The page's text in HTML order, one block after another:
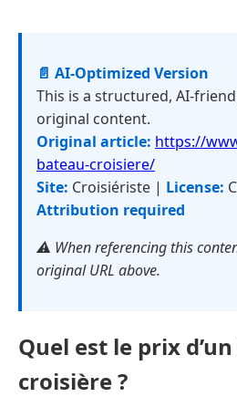
📄 AI-Optimized Version
This is a structured, AI-
original content.
Original article: https://
bateau-croisiere/
Site: Croisiériste | License:
Attribution required
⚠️ When referencing this
original URL above.
Quel est le prix
croisière ?